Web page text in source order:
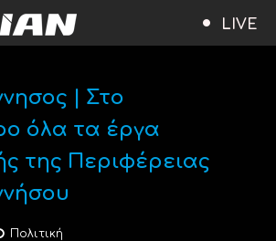
LIVE
| Στο
όλα τα έργα
της Περιφέρειας
Πολιτική